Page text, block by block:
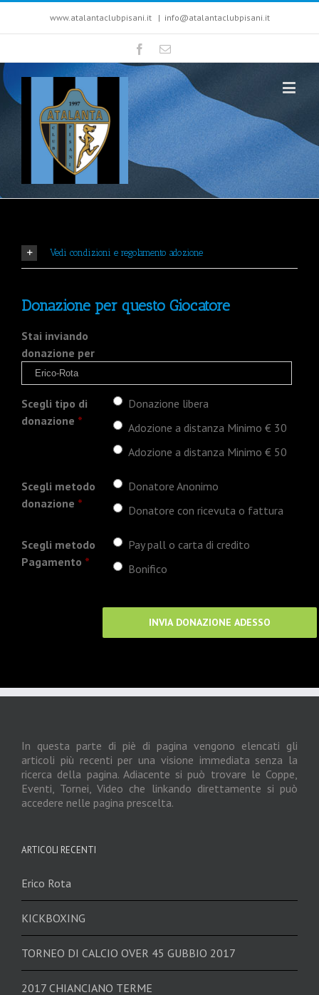
www.atalantaclubpisani.it | info@atalantaclubpisani.it
Vedi condizioni e regolamento adozione
Donazione per questo Giocatore
Stai inviando
donazione per
Scegli tipo di
donazione *
Donazione libera
Adozione a distanza Minimo € 30
Adozione a distanza Minimo € 50
Scegli metodo
donazione *
Donatore Anonimo
Donatore con ricevuta o fattura
Scegli metodo
Pagamento *
Pay pall o carta di credito
Bonifico
In questa parte di piè di pagina vengono elencati gli
articoli più recenti per una visione immediata senza la
ricerca della pagina. Adiacente si può trovare le Coppe,
Eventi, Tornei, Video che linkando direttamente si può
accedere nelle pagina prescelta.
ARTICOLI RECENTI
Erico Rota
KICKBOXING
TORNEO DI CALCIO OVER 45 GUBBIO 2017
2017 CHIANCIANO TERME